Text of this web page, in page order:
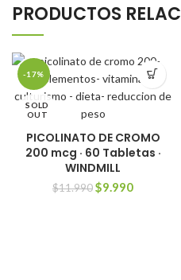
PRODUCTOS
-17%
SOLD
OUT
PICOLINATO DE CROMO
200 mcg · 60 Tabletas ·
WINDMILL
$11.990El
$9.990El